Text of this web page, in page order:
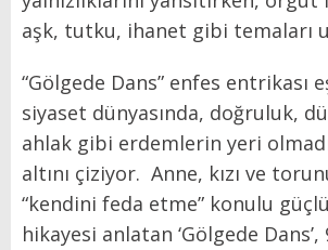
aşk, tutku, ihanet gibi temaları
“Gölgede Dans” enfes entrikası
siyaset dünyasında, doğruluk,
ahlak gibi erdemlerin yeri
altını çiziyor. Anne, kızı ve
“kendini feda etme” konulu
hikayesi anlatan ‘Gölgede Dans’,